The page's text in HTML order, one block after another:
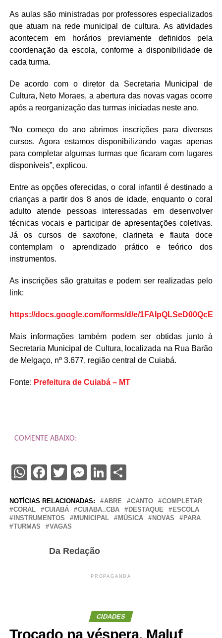
As aulas são ministradas por professores especializados
que atuam na rede municipal de cultura. As atividades
acontecem em horários previamente definidos pela
coordenação da escola, conforme a disponibilidade de
cada turma.
De acordo com o diretor da Secretaria Municipal de
Cultura, Neto Moraes, a abertura das novas vagas ocorre
após a reorganização das turmas iniciadas neste ano.
“No começo do ano abrimos inscrições para diversos
cursos. Agora estamos disponibilizando vagas apenas
para completar algumas turmas que ficaram com lugares
disponíveis”, explicou.
Entre as opções oferecidas, o coral infantil é destinado a
crianças a partir dos 8 anos de idade, enquanto o coral
adulto atende pessoas interessadas em desenvolver
técnicas vocais e participar de apresentações coletivas.
Já os cursos de saxofone, clarineta e flauta doce
contemplam o aprendizado prático e teórico dos
instrumentos.
As inscrições são gratuitas e podem ser realizadas pelo
link:
https://docs.google.com/forms/d/e/
Mais informações também podem ser obtidas junto à
Secretaria Municipal de Cultura, localizada na Rua Barão
de Melgaço, nº 3.677, região central de Cuiabá.
Fonte: Prefeitura de Cuiabá – MT
COMENTE ABAIXO:
WhatsApp
Facebook
TwitterMessenger
LinkedIn
NOTÍCIAS RELACIONADAS: ABRE CANTO
COMPLETAR
CORAL
CUIABÁ CUIABA..CBA DESTAQUE
ESCOLA
INSTRUMENTOS
MUNICIPAL MÚSICA NOVAS
PARA
TURMAS
VAGAS
Da Redação
PROPAGANDA
CIDADES
Trocado na véspera, Maluf